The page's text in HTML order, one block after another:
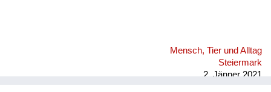
Mensch, Tier und Alltag
Steiermark
2. Jänner 2021